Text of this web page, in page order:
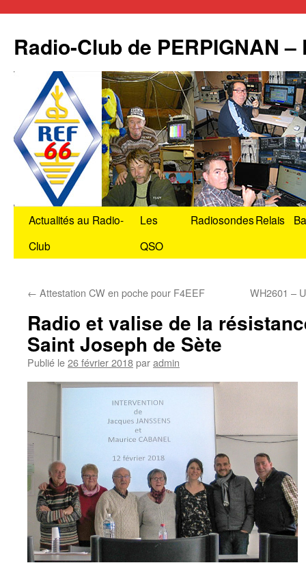
Radio-Club de PERPIGNAN –
Aller
Actualités au Radio-
Club
Les
QSO
RadiosondesRelais
← Attestation CW en poche pour F4EEF WH2601 –
Radio et valise de la
Saint Joseph de Sète
Publié le26 février 2018paradmin